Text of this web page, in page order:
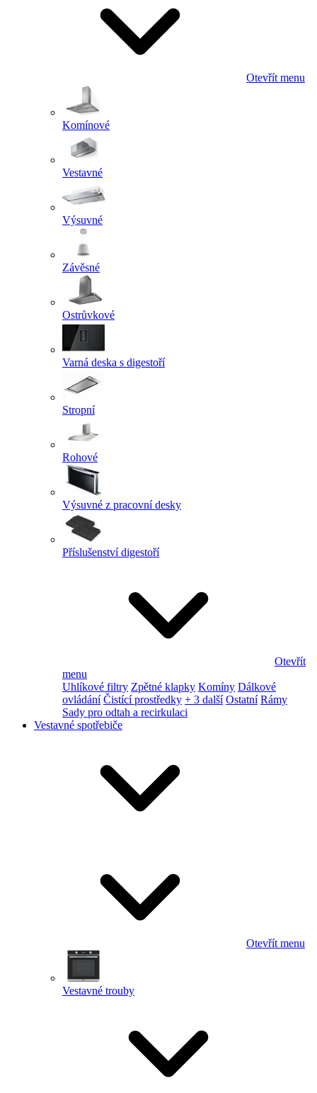
Otevřít menu
Komínové
Vestavné
Výsuvné
Závěsné
Ostrůvkové
Varná deska s digestoří
Stropní
Rohové
Výsuvné z pracovní desky
Příslušenství digestoří
Otevřít
menu
Uhlíkové filtry Zpětné klapky Komíny Dálkové
ovládání Čistící prostředky + 3 další Ostatní Rámy
Sady pro odtah a recirkulaci
Vestavné spotřebiče
Otevřít menu
Vestavné trouby